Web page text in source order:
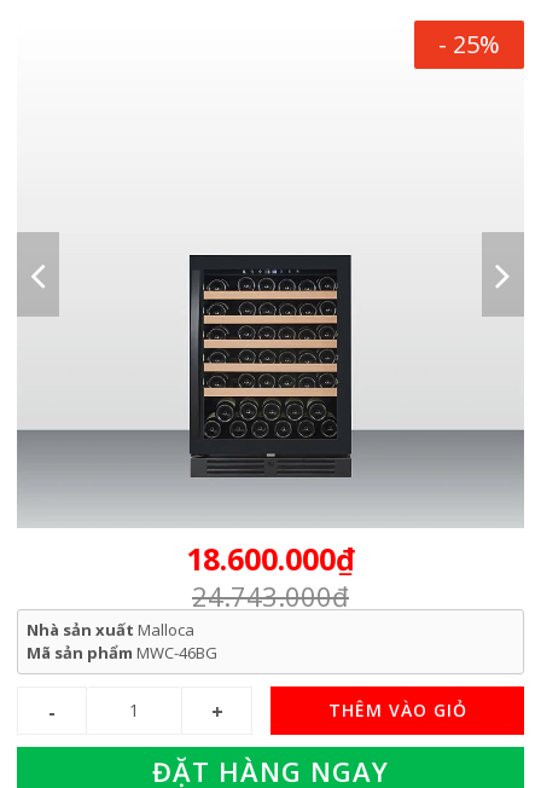
- 25%
18.600.000₫
24.743.000₫
Nhà sản xuất Malloca
Mã sản phẩm MWC-46BG
THÊM VÀO GIỎ
ĐẶT HÀNG NGAY